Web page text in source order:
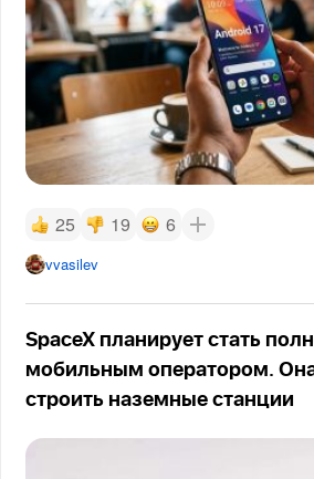
25 19 6
vvasilev
SpaceX планирует стать
мобильным оператором.
строить наземные станции